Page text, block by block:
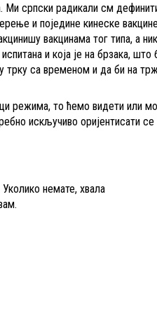
српски радикали см
и поједине кинеске
вакцинама тог типа, а
и која је на брзака,
трку са временом и да би на
режима, то ћемо видети или
искључиво оријентисати
немате, хвала